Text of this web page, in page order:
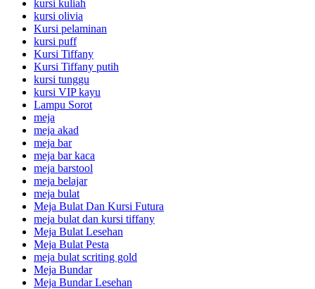
kursi kuliah
kursi olivia
Kursi pelaminan
kursi puff
Kursi Tiffany
Kursi Tiffany putih
kursi tunggu
kursi VIP kayu
Lampu Sorot
meja
meja akad
meja bar
meja bar kaca
meja barstool
meja belajar
meja bulat
Meja Bulat Dan Kursi Futura
meja bulat dan kursi tiffany
Meja Bulat Lesehan
Meja Bulat Pesta
meja bulat scriting gold
Meja Bundar
Meja Bundar Lesehan